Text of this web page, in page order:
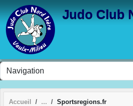
Judo Club
Accueil Sportsregions.fr
Panneau de gestion des cookies